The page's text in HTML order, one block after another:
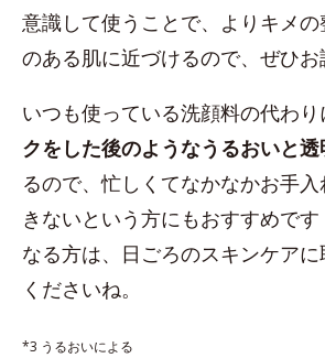
意識して使うことで、よりキメ
のある肌に近づけるので、ぜひお
いつも使っている洗顔料の代わ
クをした後のようなうるおいと透
るので、忙しくてなかなかお手
きないという方にもおすすめで
なる方は、日ごろのスキンケア
くださいね。
*3 うるおいによる